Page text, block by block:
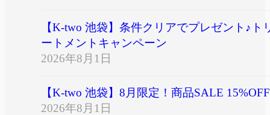
【K-two 池袋】条件クリアでプレゼント♪ト
ートメントキャンペーン
2026年8月1日
【K-two 池袋】8月限定！商品SALE 15%OFF
2026年8月1日